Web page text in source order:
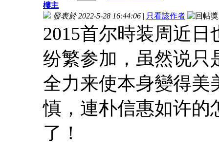
樓主
發表於 2022-5-28 16:44:06 | 只看該作者
2015首尔時装周近
纷繁参加，虽然说只
全力来使本身變得美
慎，連朴信惠如许的
了！